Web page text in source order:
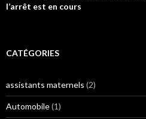
l’arrêt est en cours
CATÉGORIES
assistants maternels (2)
Automobile(1)